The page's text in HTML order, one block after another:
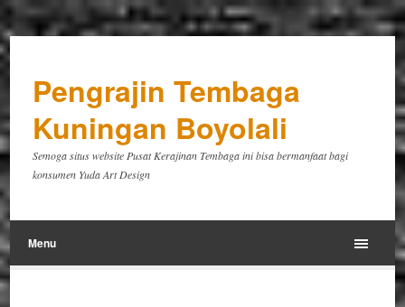
Pengrajin Tembaga
Kuningan Boyolali
Semoga situs website Pusat Kerajinan Tembaga ini bisa bermanfaat bagi
konsumen Yuda Art Design
Menu